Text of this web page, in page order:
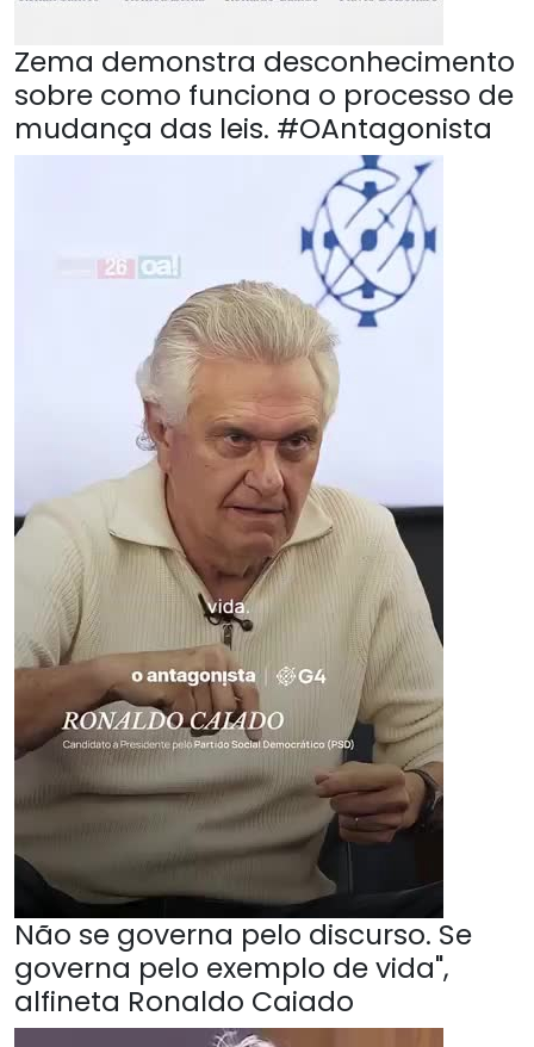
Zema demonstra desconhecimento
sobre como funciona o processo de
mudança das leis. #OAntagonista
Não se governa pelo discurso. Se
governa pelo exemplo de vida",
alfineta Ronaldo Caiado